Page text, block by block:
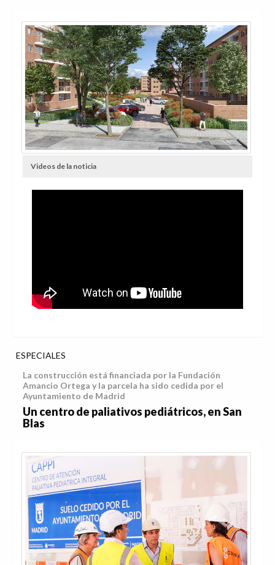
Videos de la noticia
ESPECIALES
La construcción está financiada por la Fundación
Amancio Ortega y la parcela ha sido cedida por el
Ayuntamiento de Madrid
Un centro de paliativos pediátricos, en San
Blas